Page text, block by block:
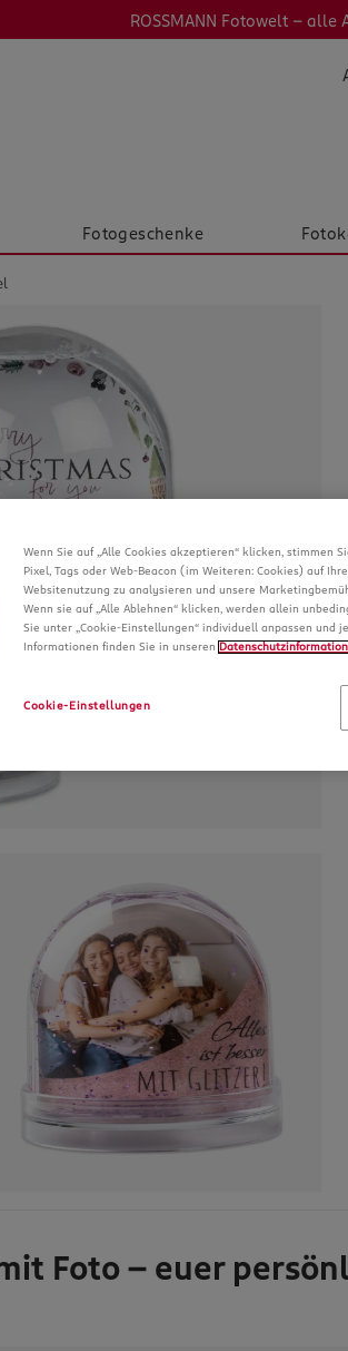
ROSSMANN Fotowelt - alle
Fotogeschenke
Foto – euer
Wenn Sie auf „Alle Cookies akzeptieren“ klicken, stimmen
Pixel, Tags oder Web-Beacon (im Weiteren: Cookies) auf
Websitenutzung zu analysieren und unsere
Wenn sie auf „Alle Ablehnen“ klicken, werden allein
Sie unter „Cookie-Einstellungen“ individuell anpassen
Informationen finden Sie in unseren
Cookie-Einstellungen